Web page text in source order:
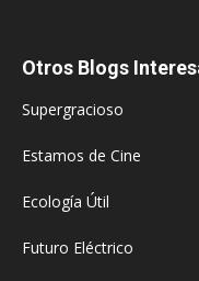
Otros Blogs
Supergracioso
Estamos de Cine
Ecología Útil
Futuro Eléctrico